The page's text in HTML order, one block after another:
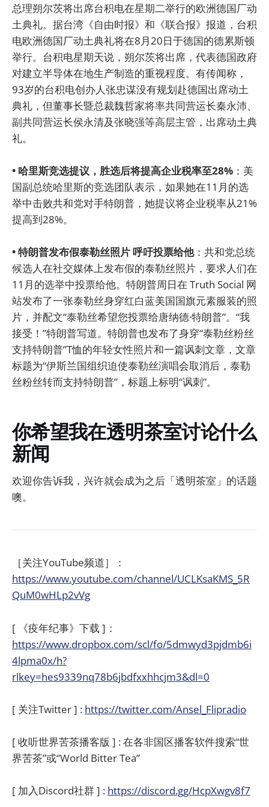
总理朔尔茨将出席台积电在星期二举行的欧洲德国厂动
土典礼。据台湾《自由时报》和《联合报》报道，台积
电欧洲德国厂动土典礼将在8月20日于德国的德累斯顿
举行。台积电星期天说，朔尔茨将出席，代表德国政府
对建立半导体在地生产制造的重视程度。有传闻称，
93岁的台积电创办人张忠谋没有规划赴德国出席动土
典礼，但董事长暨总裁魏哲家将率共同营运长秦永沛、
副共同营运长侯永清及张晓强等高层主管，出席动土典
礼。
• 哈里斯竞选提议，胜选后将提高企业税率至28% ：美
国副总统哈里斯的竞选团队表示，如果她在11月的选
举中击败共和党对手特朗普，她提议将企业税率从21%
提高到28%。
• 特朗普发布假泰勒丝照片 呼吁投票给他：共和党总统
候选人在社交媒体上发布假的泰勒丝照片，要求人们在
11月的选举中投票给他。特朗普周日在 Truth Social 网
站发布了一张泰勒丝身穿红白蓝美国国旗元素服装的照
片，并配文“泰勒丝希望您投票给唐纳德·特朗普”。“我
接受！”特朗普写道。特朗普也发布了身穿“泰勒丝粉丝
支持特朗普”T恤的年轻女性照片和一篇讽刺文章，文章
标题为“伊斯兰国组织迫使泰勒丝演唱会取消后，泰勒
丝粉丝转而支持特朗普”，标题上标明“讽刺”。
你希望我在透明茶室讨论什么
新闻
欢迎你告诉我，兴许就会成为之后「透明茶室」的话题
噢。
［关注YouTube频道］：
https://www.youtube.com/channel/UCLKsaKMS_5R
QuM0wHLp2vVg
[ 《疫年纪事》下载 ]：
https://www.dropbox.com/scl/fo/5dmwyd3pjdmb6i
4lpma0x/h?
rlkey=hes9339nq78b6jbdfxxhhcjm3&dl=0
[ 关注Twitter ] : https://twitter.com/Ansel_Flipradio
[ 收听世界苦茶播客版 ] : 在各非国区播客软件搜索“世
界苦茶”或“World Bitter Tea”
[ 加入Discord社群 ] : https://discord.gg/HcpXwgv8f7